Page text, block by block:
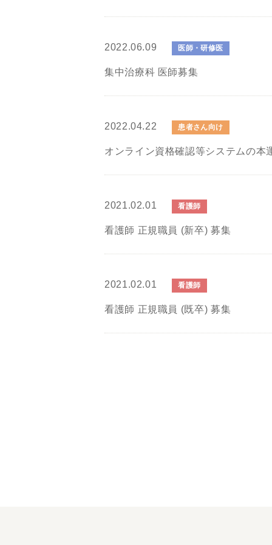
2022.06.09 医師・研修医
集中治療科 医師募集
2022.04.22 患者さん向け
オンライン資格確認等システムの本
2021.02.01 看護師
看護師 正規職員 (新卒) 募集
2021.02.01 看護師
看護師 正規職員 (既卒) 募集